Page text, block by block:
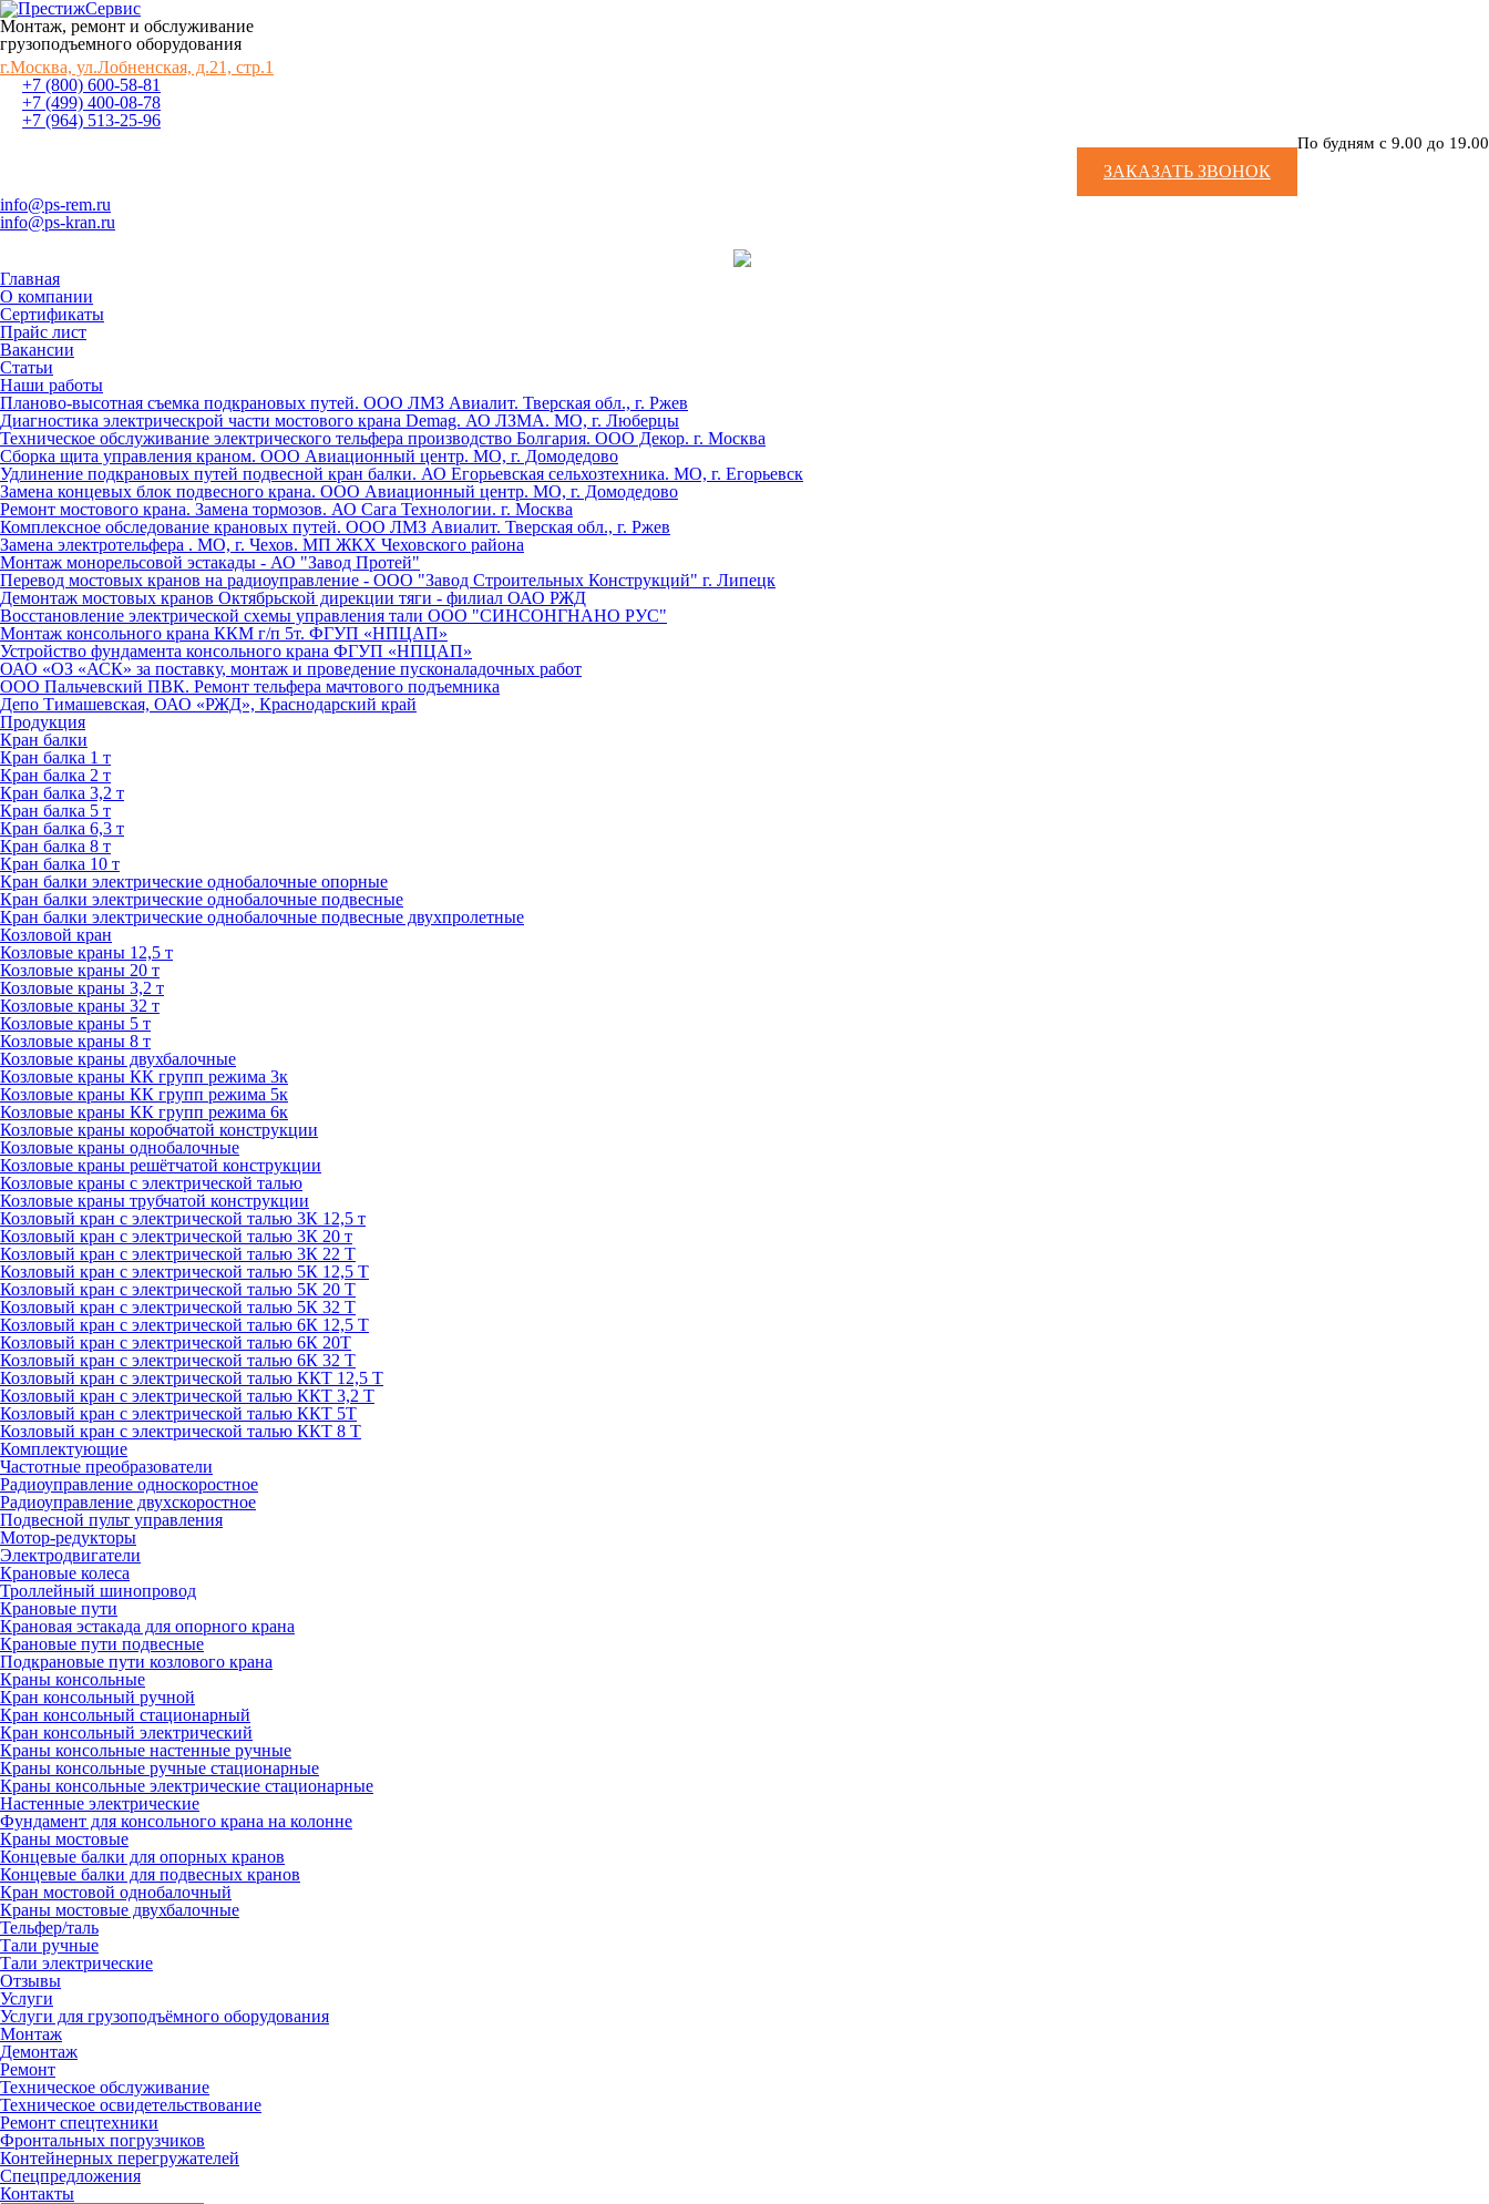
Монтаж, ремонт и обслуживание
грузоподъемного оборудования
г.Москва, ул.Лобненская, д.21, стр.1
+7 (800) 600-58-81
+7 (499) 400-08-78
+7 (964) 513-25-96
По будням с 9.00 до 19.00
ЗАКАЗАТЬ ЗВОНОК
info@ps-rem.ru
info@ps-kran.ru
Главная
О компании
Сертификаты
Прайс лист
Вакансии
Статьи
Наши работы
Планово-высотная съемка подкрановых путей. ООО ЛМЗ Авиалит. Тверская обл., г. Ржев
Диагностика электрическрой части мостового крана Demag. АО ЛЗМА. МО, г. Люберцы
Техническое обслуживание электрического тельфера производство Болгария. ООО Декор. г. Москва
Сборка щита управления краном. ООО Авиационный центр. МО, г. Домодедово
Удлинение подкрановых путей подвесной кран балки. АО Егорьевская сельхозтехника. МО, г. Егорьевск
Замена концевых блок подвесного крана. ООО Авиационный центр. МО, г. Домодедово
Ремонт мостового крана. Замена тормозов. АО Сага Технологии. г. Москва
Комплексное обследование крановых путей. ООО ЛМЗ Авиалит. Тверская обл., г. Ржев
Замена электротельфера . МО, г. Чехов. МП ЖКХ Чеховского района
Монтаж монорельсовой эстакады - АО "Завод Протей"
Перевод мостовых кранов на радиоуправление - ООО "Завод Строительных Конструкций" г. Липецк
Демонтаж мостовых кранов Октябрьской дирекции тяги - филиал ОАО РЖД
Восстановление электрической схемы управления тали ООО "СИНСОНГНАНО РУС"
Монтаж консольного крана ККМ г/п 5т. ФГУП «НПЦАП»
Устройство фундамента консольного крана ФГУП «НПЦАП»
ОАО «ОЗ «АСК» за поставку, монтаж и проведение пусконаладочных работ
ООО Пальчевский ПВК. Ремонт тельфера мачтового подъемника
Депо Тимашевская, ОАО «РЖД», Краснодарский край
Продукция
Кран балки
Кран балка 1 т
Кран балка 2 т
Кран балка 3,2 т
Кран балка 5 т
Кран балка 6,3 т
Кран балка 8 т
Кран балка 10 т
Кран балки электрические однобалочные опорные
Кран балки электрические однобалочные подвесные
Кран балки электрические однобалочные подвесные двухпролетные
Козловой кран
Козловые краны 12,5 т
Козловые краны 20 т
Козловые краны 3,2 т
Козловые краны 32 т
Козловые краны 5 т
Козловые краны 8 т
Козловые краны двухбалочные
Козловые краны КК групп режима 3к
Козловые краны КК групп режима 5к
Козловые краны КК групп режима 6к
Козловые краны коробчатой конструкции
Козловые краны однобалочные
Козловые краны решётчатой конструкции
Козловые краны с электрической талью
Козловые краны трубчатой конструкции
Козловый кран с электрической талью 3К 12,5 т
Козловый кран с электрической талью 3К 20 т
Козловый кран с электрической талью 3К 22 Т
Козловый кран с электрической талью 5К 12,5 Т
Козловый кран с электрической талью 5К 20 Т
Козловый кран с электрической талью 5К 32 Т
Козловый кран с электрической талью 6К 12,5 Т
Козловый кран с электрической талью 6К 20Т
Козловый кран с электрической талью 6К 32 Т
Козловый кран с электрической талью ККТ 12,5 Т
Козловый кран с электрической талью ККТ 3,2 Т
Козловый кран с электрической талью ККТ 5Т
Козловый кран с электрической талью ККТ 8 Т
Комплектующие
Частотные преобразователи
Радиоуправление односкоростное
Радиоуправление двухскоростное
Подвесной пульт управления
Мотор-редукторы
Электродвигатели
Крановые колеса
Троллейный шинопровод
Крановые пути
Крановая эстакада для опорного крана
Крановые пути подвесные
Подкрановые пути козлового крана
Краны консольные
Кран консольный ручной
Кран консольный стационарный
Кран консольный электрический
Краны консольные настенные ручные
Краны консольные ручные стационарные
Краны консольные электрические стационарные
Настенные электрические
Фундамент для консольного крана на колонне
Краны мостовые
Концевые балки для опорных кранов
Концевые балки для подвесных кранов
Кран мостовой однобалочный
Краны мостовые двухбалочные
Тельфер/таль
Тали ручные
Тали электрические
Отзывы
Услуги
Услуги для грузоподъёмного оборудования
Монтаж
Демонтаж
Ремонт
Техническое обслуживание
Техническое освидетельствование
Ремонт спецтехники
Фронтальных погрузчиков
Контейнерных перегружателей
Cпецпредложения
Контакты